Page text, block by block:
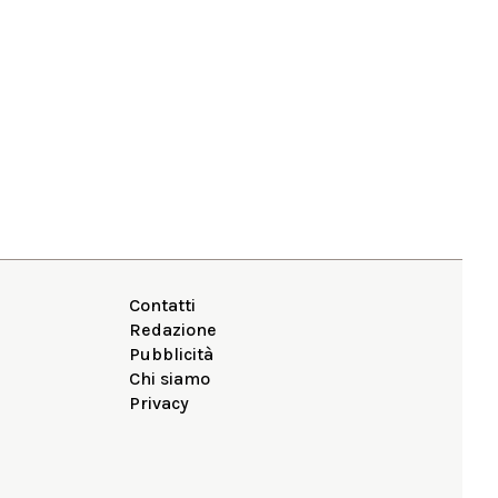
Contatti
Redazione
Pubblicità
Chi siamo
Privacy